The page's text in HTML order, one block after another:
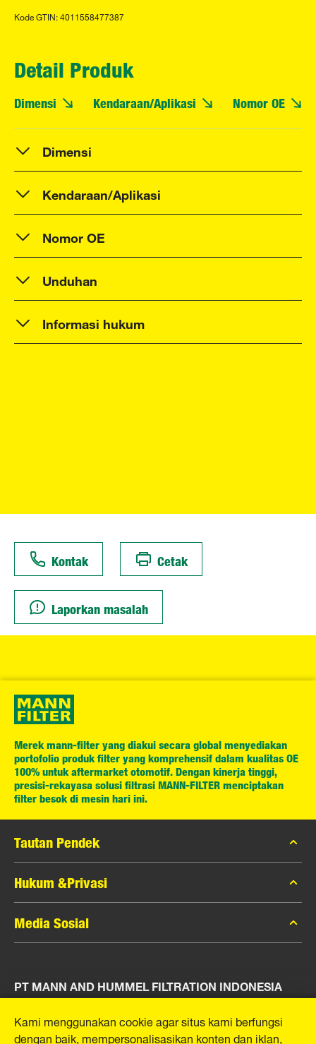
Kode GTIN: 4011558477387
Detail Produk
Dimensi Kendaraan/Aplikasi Nomor OE
Dimensi
Kendaraan/Aplikasi
Nomor OE
Unduhan
Informasi hukum
Kontak Cetak
Laporkan masalah
Merek mann-filter yang diakui secara global menyediakan
portofolio produk filter yang komprehensif dalam kualitas OE
100% untuk aftermarket otomotif. Dengan kinerja tinggi,
presisi-rekayasa solusi filtrasi MANN-FILTER menciptakan
filter besok di mesin hari ini.
Tautan Pendek
Katalog MANN-FILTER
Pencari MANN-FILTER
Peras
Hukum &Privasi
Privasi Data
Pemberitahuan Hukum
Media Sosial
Instagram
YouTube
PT MANN AND HUMMEL FILTRATION INDONESIA
Puri Indah Financial Tower, Unit 107
Jl. Puri Lingkar Dalam, RT01/RW02
Kami menggunakan cookie agar situs kami berfungsi
dengan baik, mempersonalisasikan konten dan iklan,